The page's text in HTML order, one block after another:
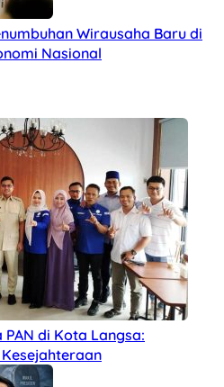
Wirausaha Baru di
Nasional
di Kota Langsa: